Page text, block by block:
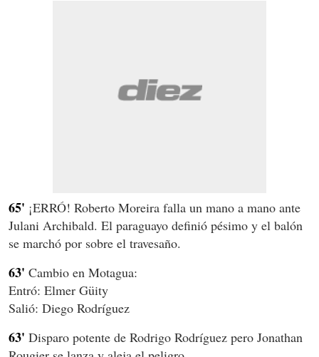
65' ¡ERRÓ! Roberto Moreira falla un mano a mano ante
Julani Archibald. El paraguayo definió pésimo y el balón
se marchó por sobre el travesaño.
63' Cambio en Motagua:
Entró: Elmer Güity
Salió: Diego Rodríguez
63' Disparo potente de Rodrigo Rodríguez pero Jonathan